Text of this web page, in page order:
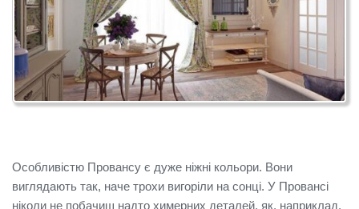
Особливістю Провансу є дуже ніжні кольори. Вони
виглядають так, наче трохи вигоріли на сонці. У Провансі
ніколи не побачиш надто химерних деталей, як, наприклад,